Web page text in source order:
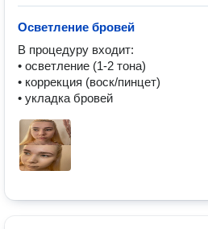
Осветление бровей
В процедуру входит:
• осветление (1-2 тона)
• коррекция (воск/пинцет)
• укладка бровей